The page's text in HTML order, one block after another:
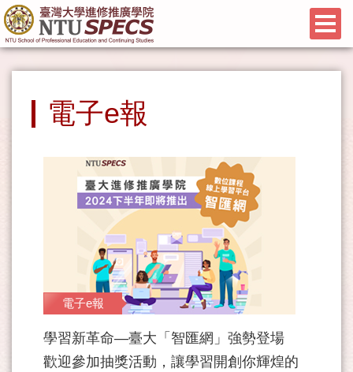
電子e報
電子e報
學習新革命—臺大「智匯網」強勢登場
歡迎參加抽獎活動，讓學習開創你輝煌的